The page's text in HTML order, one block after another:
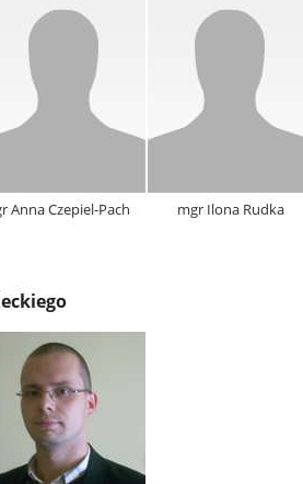
Anna Czepiel-Pach mgr Ilona Rudka